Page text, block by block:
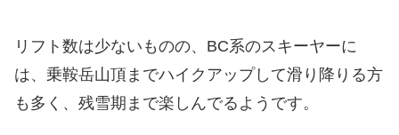
リフト数は少ないものの、BC系のスキーヤーに
は、乗鞍岳山頂までハイクアップして滑り降りる方
も多く、残雪期まで楽しんでるようです。